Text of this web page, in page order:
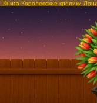
Книга Королевские кролики